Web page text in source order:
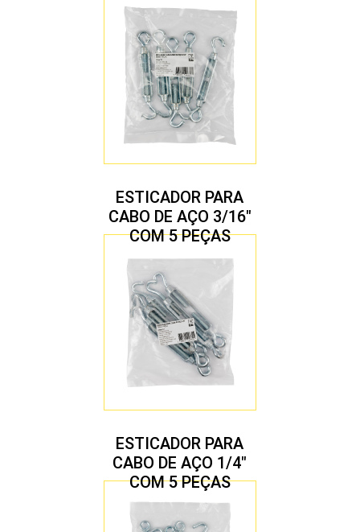
ESTICADOR PARA
CABO DE AÇO 3/16″
COM 5 PEÇAS
ESTICADOR PARA
CABO DE AÇO 1/4″
COM 5 PEÇAS